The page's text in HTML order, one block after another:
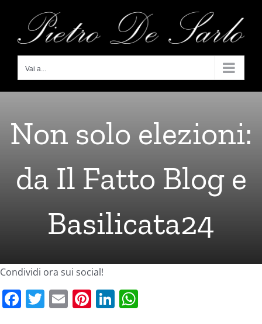
contenuto
Vai a...
Non solo elezioni:
da Il Fatto Blog e
Basilicata24
Condividi ora sui social!
Facebook
Twitter
EmailPinterest
LinkedIn